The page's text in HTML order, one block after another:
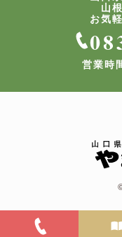
山
お気
営業時